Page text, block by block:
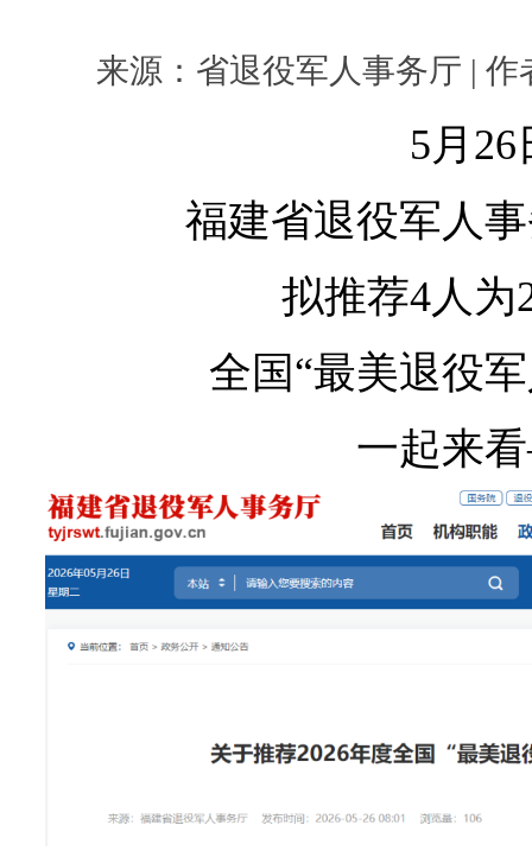
来源：省退役军人事务厅 | 作
5月26
福建省退役军人
拟推荐4人为
全国“最美退役
一起来